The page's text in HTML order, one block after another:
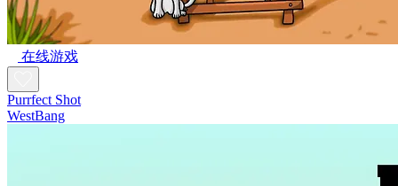
在线游戏
Purrfect Shot
WestBang